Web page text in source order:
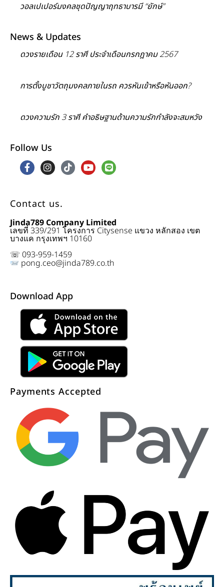
วอลเปเปอร์มงคลชุดปัญญาฤทธาบารมี “ยักษ์”
News & Updates
ดวงรายเดือน 12 ราศี ประจำเดือนกรกฎาคม 2567
การตั้งบูชาวัตถุมงคลภายในรถ ควรหันเข้าหรือหันออก?
ดวงความรัก 3 ราศี คำอธิษฐานด้านความรักกำลังจะสมหวัง
Follow Us
Contact us.
Jinda789 Company Limited
เลขที่ 339/291 โครงการ Citysense แขวง หลักสอง เขต
บางแค กรุงเทพฯ 10160
☏ 093-959-1459
pong.ceo@jinda789.co.th
Download App
Payments Accepted